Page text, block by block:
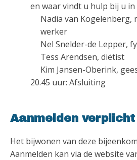
en waar vindt u hulp bij u in
Nadia van Kogelenberg,
werker
Nel Snelder-de Lepper,
Tess Arendsen, diëtist
Kim Jansen-Oberink,
20.45 uur: Afsluiting
Aanmelden verplicht
Het bijwonen van deze
Aanmelden kan via de website